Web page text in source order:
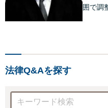
囲で調
法律Q&Aを探す